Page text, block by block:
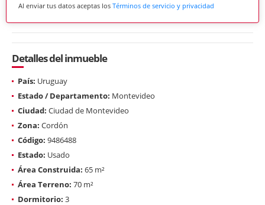
Al enviar tus datos aceptas los Términos de servicio y privacidad
Detalles del inmueble
País: Uruguay
Estado / Departamento: Montevideo
Ciudad: Ciudad de Montevideo
Zona: Cordón
Código: 9486488
Estado: Usado
Área Construida: 65 m²
Área Terreno: 70 m²
Dormitorio: 3